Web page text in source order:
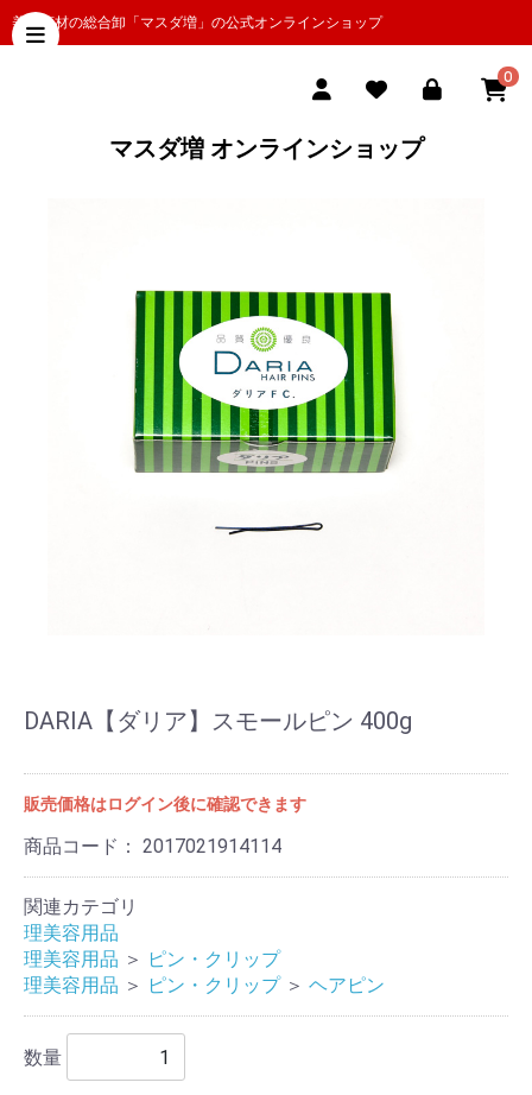
美容商材の総合卸「マスダ増」の公式オンラインショップ
0
マスダ増 オンラインショップ
DARIA【ダリア】スモールピン 400g
販売価格はログイン後に確認できます
商品コード： 2017021914114
関連カテゴリ
理美容用品
理美容用品 ＞ ピン・クリップ
理美容用品 ＞ ピン・クリップ ＞ ヘアピン
数量